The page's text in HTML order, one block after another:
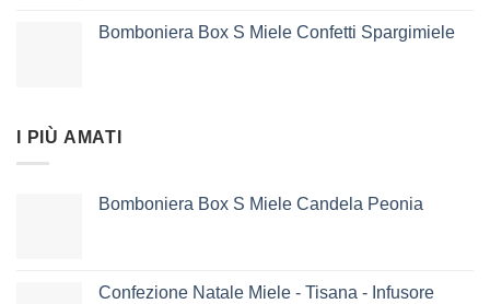
Bomboniera Box S Miele Confetti Spargimiele
I PIÙ AMATI
Bomboniera Box S Miele Candela Peonia
Confezione Natale Miele - Tisana - Infusore